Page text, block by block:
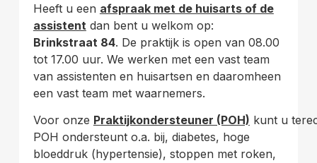
Heeft u een afspraak met de huisarts of de
assistent dan bent u welkom op:
Brinkstraat 84. De praktijk is open van 08.00
tot 17.00 uur. We werken met een vast team
van assistenten en huisartsen en daaromheen
een vast team met waarnemers.
Voor onze Praktijkondersteuner (POH) kunt u
POH ondersteunt o.a. bij, diabetes, hoge
bloeddruk (hypertensie), stoppen met roken,